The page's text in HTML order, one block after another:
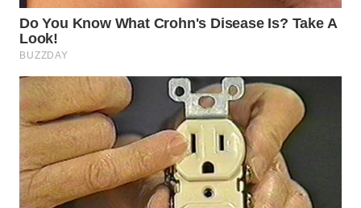
WN
TAPANULI
WN
SAMOSIR
WN
PADANG
LAWAS